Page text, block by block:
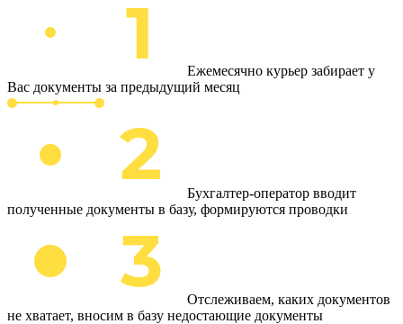
Ежемесячно курьер забирает у
Вас документы за предыдущий месяц
Бухгалтер-оператор вводит
полученные документы в базу, формируются проводки
Отслеживаем, каких документов
не хватает, вносим в базу недостающие документы